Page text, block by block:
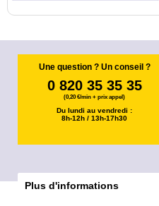
Une question ? Un conseil ?
0 820 35 35 35
(0,20 €/min + prix appel)
Du lundi au vendredi :
8h-12h / 13h-17h30
Plus d'informations